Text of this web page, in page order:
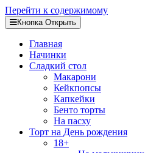
Перейти к содержимому
Кнопка Открыть
Главная
Начинки
Сладкий стол
Макарони
Кейкпопсы
Капкейки
Бенто торты
На пасху
Торт на День рождения
18+